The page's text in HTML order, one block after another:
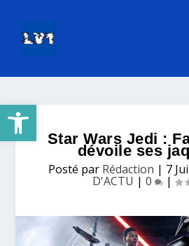
Ouvrir la barre d’outils
Star Wars Jedi :
dévoile ses
Posté par Rédaction | 7
D'ACTU | 0 |